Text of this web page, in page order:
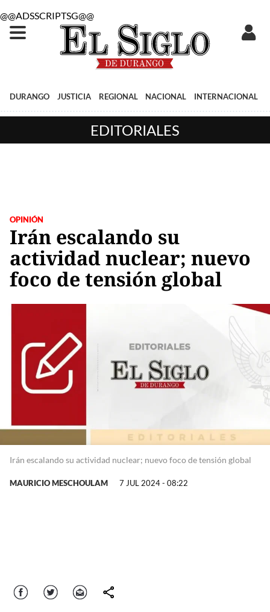
@@ADSSCRIPTSG@@
DURANGO JUSTICIA REGIONAL NACIONAL INTERNACIONAL
EDITORIALES
OPINIÓN
Irán escalando su
actividad nuclear; nuevo
foco de tensión global
Irán escalando su actividad nuclear; nuevo foco de tensión global
MAURICIO MESCHOULAM 7 JUL 2024 - 08:22
Facebook Twitter Correo comparte